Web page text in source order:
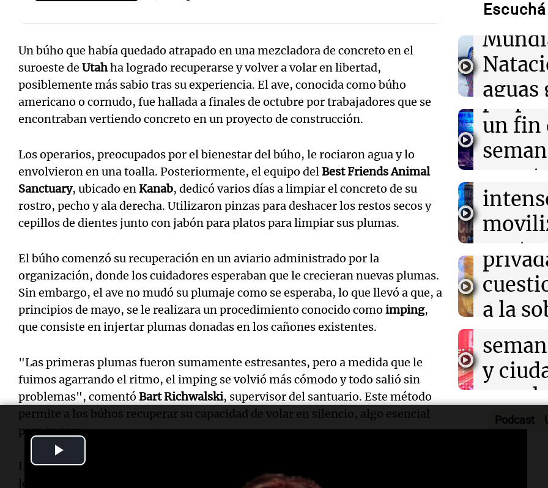
Un búho que había quedado atrapado en una mezcladora de concreto en el
suroeste de Utahha logrado recuperarse y volver a volar en libertad,
posiblemente más sabio tras su experiencia. El ave, conocida como búho
americano o cornudo, fue hallada a finales de octubre por trabajadores que se
encontraban vertiendo concreto en un proyecto de construcción.
Los operarios, preocupados por el bienestar del búho, le rociaron agua y lo
envolvieron en una toalla. Posteriormente, el equipo delBest Friends Animal
Sanctuary, ubicado enKanab, dedicó varios días a limpiar el concreto de su
rostro, pecho y ala derecha. Utilizaron pinzas para deshacer los restos secos y
cepillos de dientes junto con jabón para platos para limpiar sus plumas.
El búho comenzó su recuperación en un aviario administrado por la
organización, donde los cuidadores esperaban que le crecieran nuevas plumas.
Sin embargo, el ave no mudó su plumaje como se esperaba, lo que llevó a que, a
principios de mayo, se le realizara un procedimiento conocido como imping,
que consiste en injertar plumas donadas en los cañones existentes.
"Las primeras plumas fueron sumamente estresantes, pero a medida que le
fuimos agarrando el ritmo, el imping se volvió más cómodo y todo salió sin
problemas", comentó Bart Richwalski, supervisor del santuario. Este método
permite a los búhos recuperar su capacidad de volar en silencio, algo esencial
para su caza.
Las plumas del búho rescatado habían quedado deshilachadas por el concreto,
lo que producía un ruido al volar. Para preparar el procedimiento de imping, el
Intensas
impactan
ocasiones
semana
Incidentes
detenidos y
marcha
polar llega
agosto tras
aguas
frente
Turno
Audio.
un fin
y
ley de
Panorama
Episodios
Audio.
Panorama
Episodios
Audio.
el
a la
digital
Panorama
Episodios
Audio.
un fin
y
Audio.
Audio.
Podcast